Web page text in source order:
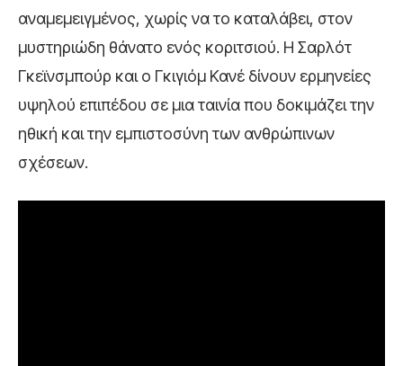
αναμεμειγμένος, χωρίς να το καταλάβει, στον
μυστηριώδη θάνατο ενός κοριτσιού. Η Σαρλότ
Γκεϊνσμπούρ και ο Γκιγιόμ Κανέ δίνουν ερμηνείες
υψηλού επιπέδου σε μια ταινία που δοκιμάζει την
ηθική και την εμπιστοσύνη των ανθρώπινων
σχέσεων.